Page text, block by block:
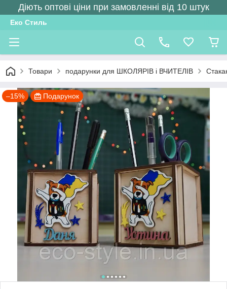
Діють оптові ціни при замовленні від 10 штук
Еко Стиль
Товари подарунки для ШКОЛЯРІВ і ВЧИТЕЛІВ
–15% Подарунок